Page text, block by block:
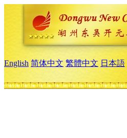
English 简体中文 繁體中文 日本語